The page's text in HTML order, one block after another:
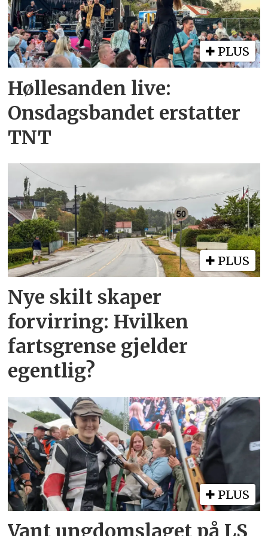
PLUS
Høllesanden live:
Onsdagsbandet erstatter
TNT
PLUS
Nye skilt skaper
forvirring: Hvilken
fartsgrense gjelder
egentlig?
PLUS
Vant ungdomslaget på LS